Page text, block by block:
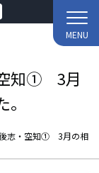
MENU
空知① 3月
後志・空知① 3月の相